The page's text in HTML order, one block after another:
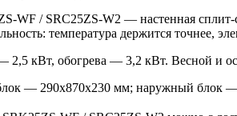
WF / SRC25ZS-W2 — настенная
температура держится
кВт, обогрева — 3,2 кВт. Весной и
— 290x870x230 мм; наружный блок —